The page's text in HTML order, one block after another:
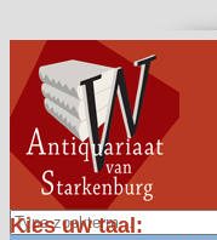
Kies uw taal: